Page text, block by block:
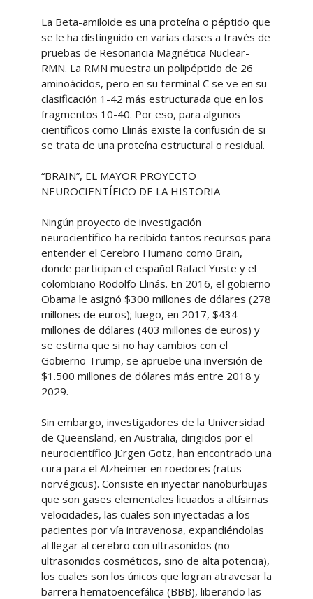
La Beta-amiloide es una proteína o péptido que
se le ha distinguido en varias clases a través de
pruebas de Resonancia Magnética Nuclear-
RMN. La RMN muestra un polipéptido de 26
aminoácidos, pero en su terminal C se ve en su
clasificación 1-42 más estructurada que en los
fragmentos 10-40. Por eso, para algunos
científicos como Llinás existe la confusión de si
se trata de una proteína estructural o residual.
“BRAIN”, EL MAYOR PROYECTO
NEUROCIENTÍFICO DE LA HISTORIA
Ningún proyecto de investigación
neurocientífico ha recibido tantos recursos para
entender el Cerebro Humano como Brain,
donde participan el español Rafael Yuste y el
colombiano Rodolfo Llinás. En 2016, el gobierno
Obama le asignó $300 millones de dólares (278
millones de euros); luego, en 2017, $434
millones de dólares (403 millones de euros) y
se estima que si no hay cambios con el
Gobierno Trump, se apruebe una inversión de
$1.500 millones de dólares más entre 2018 y
2029.
Sin embargo, investigadores de la Universidad
de Queensland, en Australia, dirigidos por el
neurocientífico Jürgen Gotz, han encontrado una
cura para el Alzheimer en roedores (ratus
norvégicus). Consiste en inyectar nanoburbujas
que son gases elementales licuados a altísimas
velocidades, las cuales son inyectadas a los
pacientes por vía intravenosa, expandiéndolas
al llegar al cerebro con ultrasonidos (no
ultrasonidos cosméticos, sino de alta potencia),
los cuales son los únicos que logran atravesar la
barrera hematoencefálica (BBB), liberando las